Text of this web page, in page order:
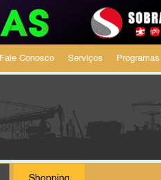
Fale Conosco Serviços